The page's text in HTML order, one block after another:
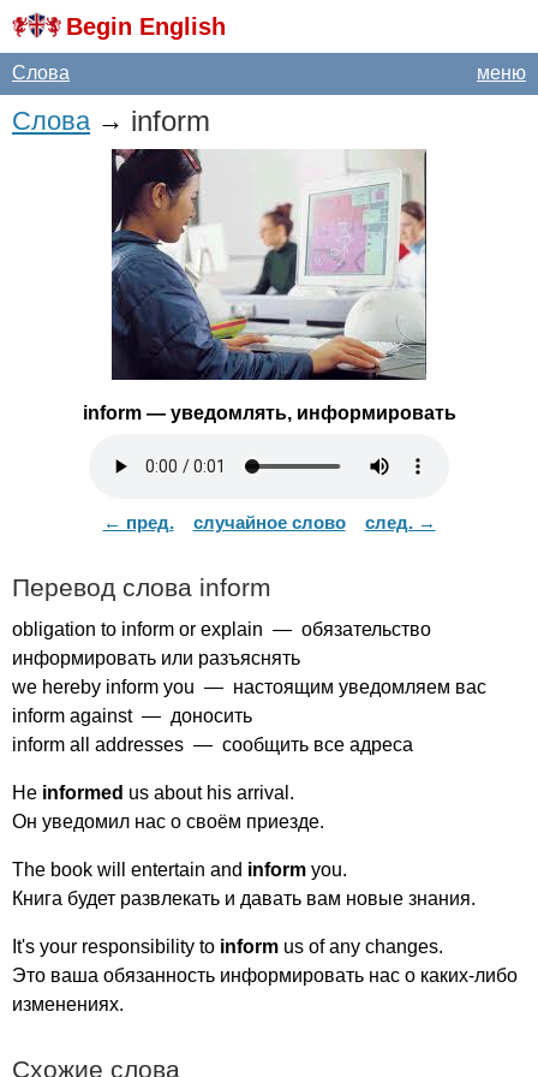
Begin English
меню
Слова
Слова→ inform
inform— уведомлять, информировать
← пред. случайное слово след. →
Перевод слова inform
obligation to inform or explain — обязательство
информировать или разъяснять
we hereby inform you — настоящим уведомляем вас
inform against— доносить
inform all addresses — сообщить все адреса
He informed us about his arrival .
Он уведомил нас о своём приезде.
The book will entertain and inform you.
Книга будет развлекать и давать вам новые знания.
It's your responsibility to inform us of any changes.
Это ваша обязанность информировать нас о каких-либо
изменениях.
Схожие слова